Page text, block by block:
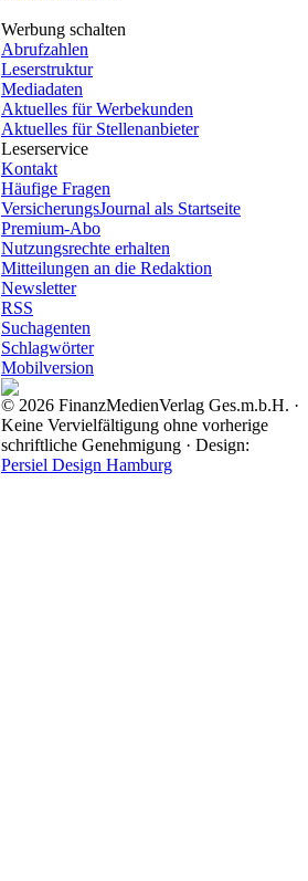
Werbung schalten
Abrufzahlen
Leserstruktur
Mediadaten
Aktuelles für Werbekunden
Aktuelles für Stellenanbieter
Leserservice
Kontakt
Häufige Fragen
VersicherungsJournal als Startseite
Premium-Abo
Nutzungsrechte erhalten
Mitteilungen an die Redaktion
Newsletter
RSS
Suchagenten
Schlagwörter
Mobilversion
© 2026 FinanzMedienVerlag Ges.m.b.H. ·
Keine Vervielfältigung ohne vorherige
schriftliche Genehmigung · Design:
Persiel Design Hamburg